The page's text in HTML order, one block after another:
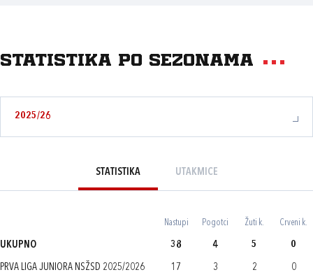
Statistika po sezonama
2025/26
STATISTIKA UTAKMICE
Nastupi Pogotci Žuti k. Crveni k.
UKUPNO 38 4 5 0
PRVA LIGA JUNIORA NSŽSD 2025/2026 17 3 2 0